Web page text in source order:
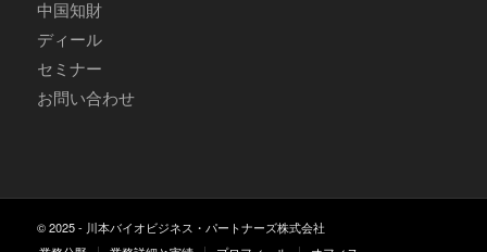
中国知財
ディール
セミナー
お問い合わせ
© 2025 - 川本バイオビジネス・パートナーズ株式会社